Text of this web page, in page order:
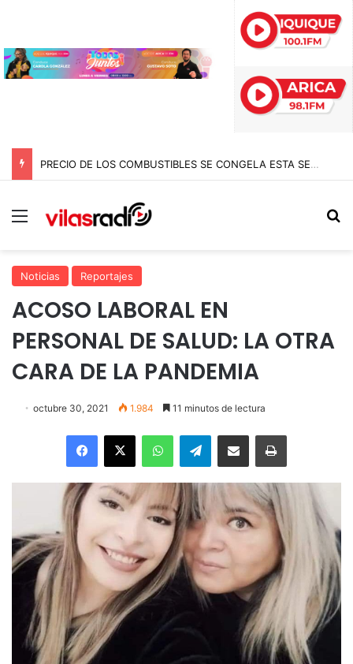
PRECIO DE LOS COMBUSTIBLES SE CONGELA ESTA SEMANA SEGÚN REPORTE DE ENAP
Menú
Noticias Reportajes
ACOSO LABORAL EN
PERSONAL DE SALUD: LA OTRA
CARA DE LA PANDEMIA
octubre 30, 2021 1.984 11 minutos de lectura
Facebook
X WhatsAppTelegramEnviar vía email Imprimir